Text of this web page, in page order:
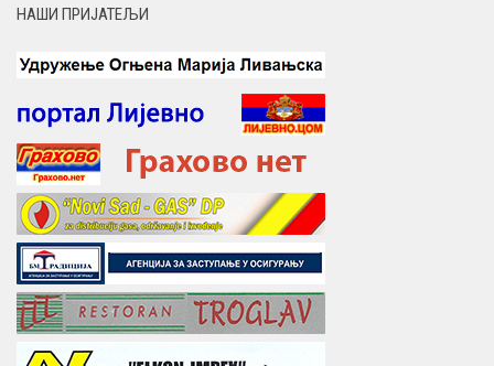
НАШИ ПРИЈАТЕЉИ